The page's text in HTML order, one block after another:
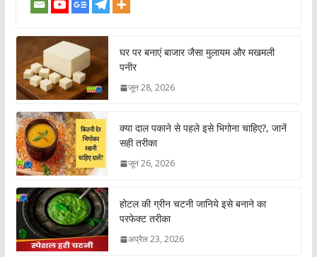
घर पर बनाएं बाजार जैसा मुलायम और मखमली
पनीर
जून 28, 2026
क्या दाल पकाने से पहले इसे भिगोना चाहिए?, जानें
सही तरीका
जून 26, 2026
होटल की ग्रीन चटनी जानिये इसे बनाने का
परफेक्ट तरीका
अप्रैल 23, 2026